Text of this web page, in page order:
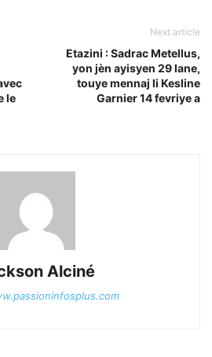
le
Next article
Etazini : Sadrac Metellus,
yon jèn ayisyen 29 lane,
touye mennaj li Kesline
Garnier 14 fevriye a
Alciné